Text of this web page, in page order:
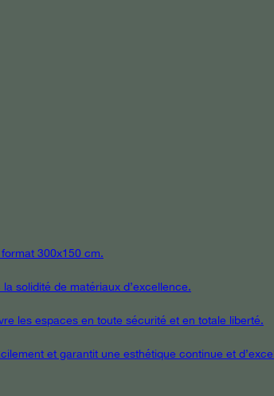
300x150 cm.
solidité de matériaux d’excellence.
les espaces en toute sécurité et en totale liberté.
et garantit une esthétique continue et